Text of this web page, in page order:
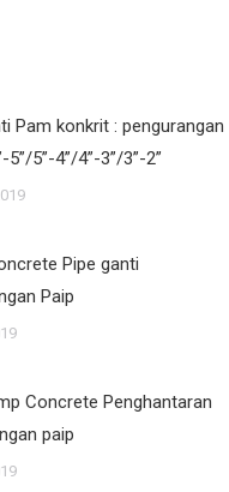
Pam konkrit : pengurangan
5”/5”-4”/4”-3”/3”-2”
Pipe ganti
Paip
Concrete Penghantaran
paip